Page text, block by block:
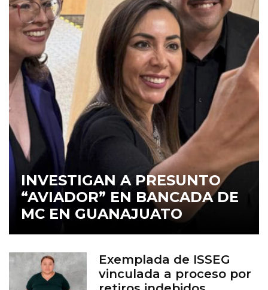
INVESTIGAN A PRESUNTO
“AVIADOR” EN BANCADA DE
MC EN GUANAJUATO
Exemplada de ISSEG
vinculada a proceso por